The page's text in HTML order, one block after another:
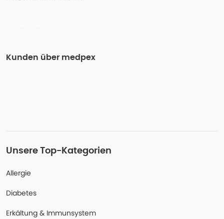
Kunden über medpex
Unsere Top-Kategorien
Allergie
Diabetes
Erkältung & Immunsystem